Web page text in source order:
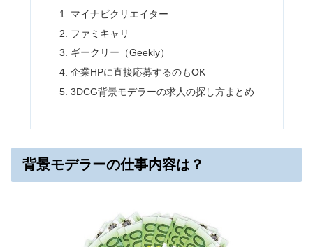
マイナビクリエイター
ファミキャリ
ギークリー（Geekly）
企業HPに直接応募するのもOK
3DCG背景モデラーの求人の探し方まとめ
背景モデラーの仕事内容は？